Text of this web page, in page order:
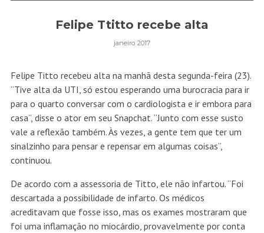
Felipe Ttitto recebe alta
janeiro 2017
Felipe Titto recebeu alta na manhã desta segunda-feira (23).
“Tive alta da UTI, só estou esperando uma burocracia para ir
para o quarto conversar com o cardiologista e ir embora para
casa”, disse o ator em seu Snapchat. “Junto com esse susto
vale a reflexão também. Às vezes, a gente tem que ter um
sinalzinho para pensar e repensar em algumas coisas”,
continuou.
De acordo com a assessoria de Titto, ele não infartou. “Foi
descartada a possibilidade de infarto. Os médicos
acreditavam que fosse isso, mas os exames mostraram que
foi uma inflamação no miocárdio, provavelmente por conta